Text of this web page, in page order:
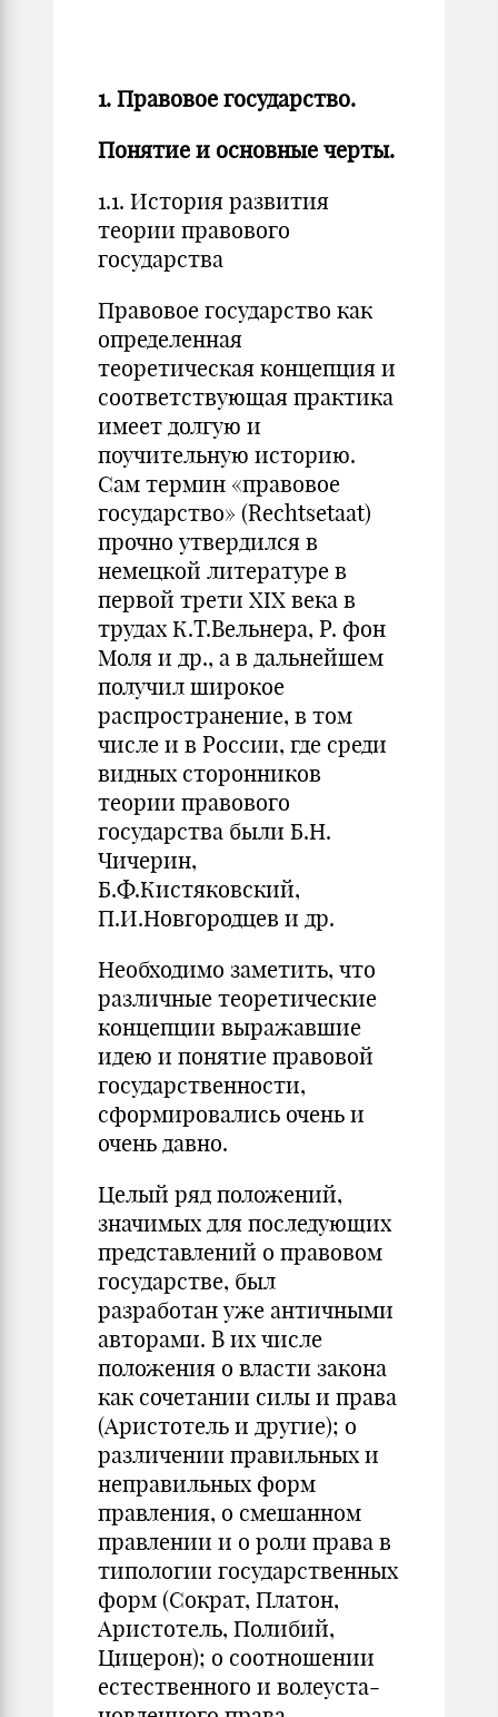
1. Правовое государство.
Понятие и основные черты.
1.1. История развития
теории правового
государства
Правовое государство как
определенная
теоретическая концепция и
со­ответствующая практика
имеет долгую и
поучительную историю.
Сам термин «правовое
государство» (Rechtsetaat)
прочно утвердился в
немецкой литера­туре в
первой трети ХIХ века в
трудах К.Т.Вельнера, Р. фон
Моля и др., а в дальнейшем
получил широкое
распространение, в том
числе и в России, где среди
видных сторонников
теории правового
государства были Б.Н.
Чичерин,
Б.Ф.Кистяковский,
П.И.Новгородцев и др.
Необходимо заметить, что
различные теоретические
концепции выра­жавшие
идею и понятие правовой
государственности,
сформировались очень и
очень давно.
Целый ряд положений,
значимых для последующих
представлений о правовом
государстве, был
разработан уже античными
авторами. В их числе
положения о власти закона
как сочетании силы и права
(Аристотель и другие); о
различении правильных и
неправильных форм
правления, о смешанном
прав­лении и о роли права в
типологии государственных
форм (Сократ, Платон,
Аристотель, Полибий,
Цицерон); о соотношении
естественного и волеуста­